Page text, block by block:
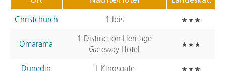
Christchurch
1 Ibis
Omarama
1 Distinction Heritage
Gateway Hotel
Dunedin
1 Kingsgate